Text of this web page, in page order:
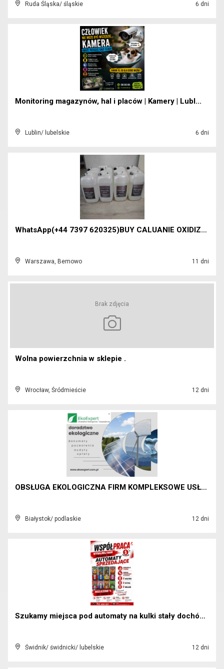
Ruda Śląska/ śląskie 6 dni
Monitoring magazynów, hal i placów | Kamery | Lubl...
Lublin/ lubelskie 6 dni
WhatsApp(+44 7397 620325)BUY CALUANIE OXIDIZE HEAV...
Warszawa, Bemowo 11 dni
Brak zdjęcia
Wolna powierzchnia w sklepie .
Wrocław, Śródmieście 12 dni
OBSŁUGA EKOLOGICZNA FIRM KOMPLEKSOWE USŁUGI EKOEXP...
Białystok/ podlaskie 12 dni
Szukamy miejsca pod automaty na kulki stały dochód...
Świdnik/ świdnicki/ lubelskie 12 dni